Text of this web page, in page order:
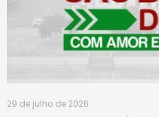
29 de julho de 2026